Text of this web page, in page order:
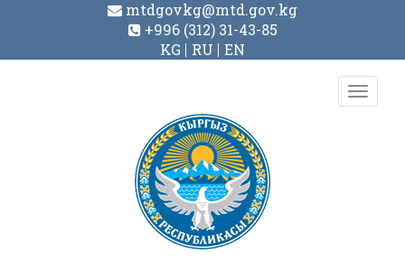
mtdgovkg@mtd.gov.kg
+996 (312) 31-43-85
KG
RU EN
Toggle